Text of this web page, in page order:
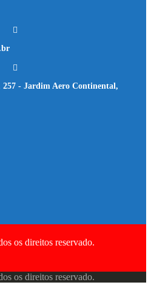
257 - Jardim Aero Continental,
os direitos reservado.
os direitos reservado.